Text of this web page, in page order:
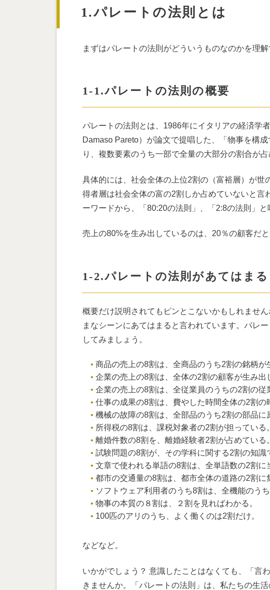
1.パレートの法則とは
まずはパレートの法則がどういうものなのかを理
1-1.パレートの法則の概要
パレートの法則とは、1986年にイタリアの経済学
Damaso Pareto）が論文で提唱した、「物事を構
り、複数要素のうち一部で全量の大部分の割合が
具体的には、社会全体の上位2割の（富裕層）が
得者層は社会全体の富の2割しか占めていないと言
ーワードから、「80:20の法則」、「2:8の法則」と
売上の80%を生み出しているのは、20％の顧客だ
1-2.パレートの法則があてはまる
概要だけ説明されてもピンとこないかもしれませ
まなシーンにあてはまると言われています。パレ
してみましょう。
商品の売上の8割は、全商品のうち2割の銘柄が
企業の売上の8割は、全体の2割の顧客が生み出
企業の売上の8割は、全従業員のうちの2割の従
仕事の成果の8割は、費やした時間全体の2割の
機械の故障の8割は、全部品のうち2割の部品に
所得税の8割は、課税対象者の2割が担っている。
離婚件数の8割を、離婚経験者2割が占めている。
試験問題の8割が、その学科に関する2割の知識
文章で使われる単語の8割は、全単語数の2割に
都市の交通量の8割は、都市全体の道路の2割に
ソフトウェア利用者のうち8割は、全機能のう
物事の本質の８割は、２割を見ればわかる。
100匹のアリのうち、よく働くのは2割だけ。
などなど。
いかがでしょう？ 意識したことはなくても、「言
きませんか。「パレートの法則」は、私たちの生